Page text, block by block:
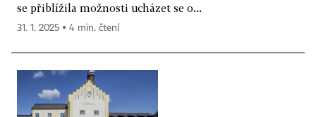
se přiblížila možnosti ucházet se o...
31. 1. 2025 ▪ 4 min. čtení